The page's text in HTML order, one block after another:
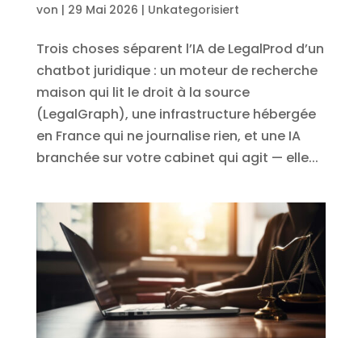
von | 29 Mai 2026 | Unkategorisiert
Trois choses séparent l’IA de LegalProd d’un
chatbot juridique : un moteur de recherche
maison qui lit le droit à la source
(LegalGraph), une infrastructure hébergée
en France qui ne journalise rien, et une IA
branchée sur votre cabinet qui agit — elle...